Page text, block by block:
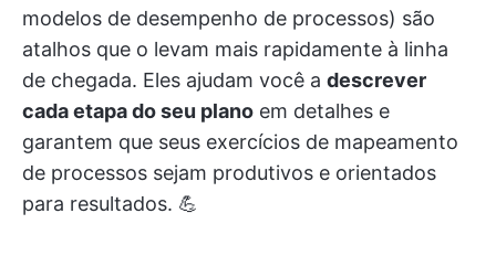
modelos de desempenho de processos) são
atalhos que o levam mais rapidamente à linha
de chegada. Eles ajudam você a descrever
cada etapa do seu plano em detalhes e
garantem que seus exercícios de mapeamento
de processos sejam produtivos e orientados
para resultados. 💪